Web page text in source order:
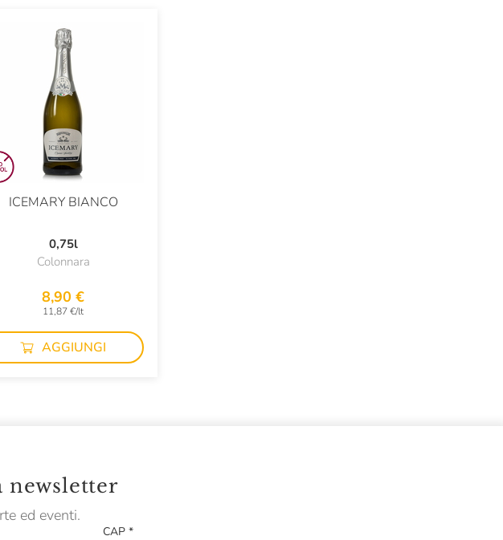
ICEMARY BIANCO
0,75l
Colonnara
8,90 €
11,87 €/lt
AGGIUNGI
newsletter
ed eventi.
CAP *